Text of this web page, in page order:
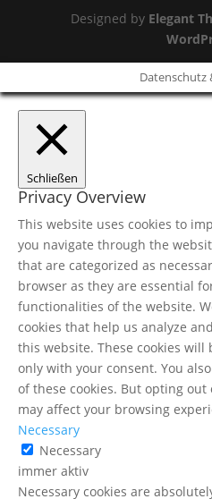
Designed by Elegant
Datenschutz
Schließen
Privacy Overview
This website uses cookies to
you navigate through the
that are categorized as
browser as they are essential
functionalities of the website.
cookies that help us analyze
this website. These cookies
only with your consent. You
of these cookies. But opting out
may affect your browsing
Necessary
Necessary
immer aktiv
Necessary cookies are